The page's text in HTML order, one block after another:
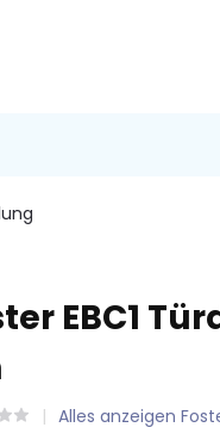
EBC1
Alles anzeigen